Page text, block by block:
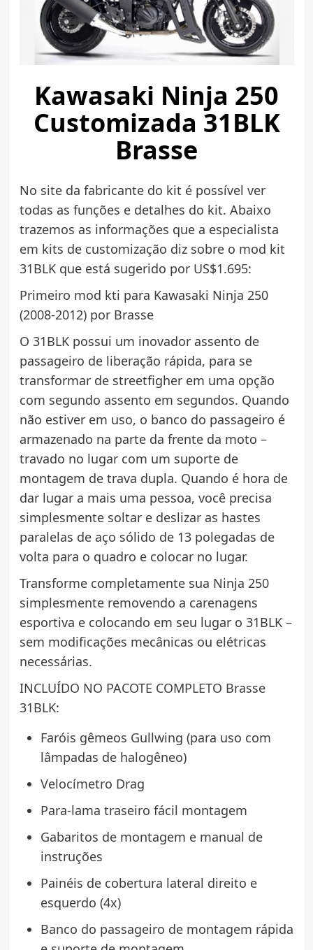
Kawasaki Ninja 250
Customizada 31BLK
Brasse
No site da fabricante do kit é possível ver
todas as funções e detalhes do kit. Abaixo
trazemos as informações que a especialista
em kits de customização diz sobre o mod kit
31BLK que está sugerido por US$1.695:
Primeiro mod kti para Kawasaki Ninja 250
(2008-2012) por Brasse
O 31BLK possui um inovador assento de
passageiro de liberação rápida, para se
transformar de streetfigher em uma opção
com segundo assento em segundos. Quando
não estiver em uso, o banco do passageiro é
armazenado na parte da frente da moto –
travado no lugar com um suporte de
montagem de trava dupla. Quando é hora de
dar lugar a mais uma pessoa, você precisa
simplesmente soltar e deslizar as hastes
paralelas de aço sólido de 13 polegadas de
volta para o quadro e colocar no lugar.
Transforme completamente sua Ninja 250
simplesmente removendo a carenagens
esportiva e colocando em seu lugar o 31BLK –
sem modificações mecânicas ou elétricas
necessárias.
INCLUÍDO NO PACOTE COMPLETO Brasse
31BLK:
Faróis gêmeos Gullwing (para uso com
lâmpadas de halogêneo)
Velocímetro Drag
Para-lama traseiro fácil montagem
Gabaritos de montagem e manual de
instruções
Painéis de cobertura lateral direito e
esquerdo (4x)
Banco do passageiro de montagem rápida